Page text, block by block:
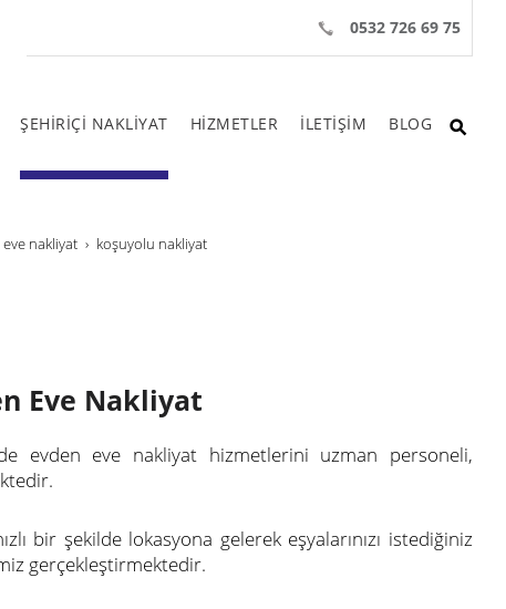
0532 726 69 75
ŞEHİRİÇİ NAKLİYAT HİZMETLER İLETİŞİM BLOG
eve nakliyat koşuyolu nakliyat
Eve Nakliyat
evden eve nakliyat hizmetlerini uzman personeli,
bir şekilde lokasyona gelerek eşyalarınızı istediğiniz
gerçekleştirmektedir.